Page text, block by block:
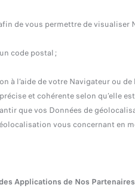
de vous permettre de visualiser
code postal ;
à l’aide de votre Navigateur ou de
et cohérente selon qu’elle
que vos Données de
vous concernant
Applications de Nos Partenaires